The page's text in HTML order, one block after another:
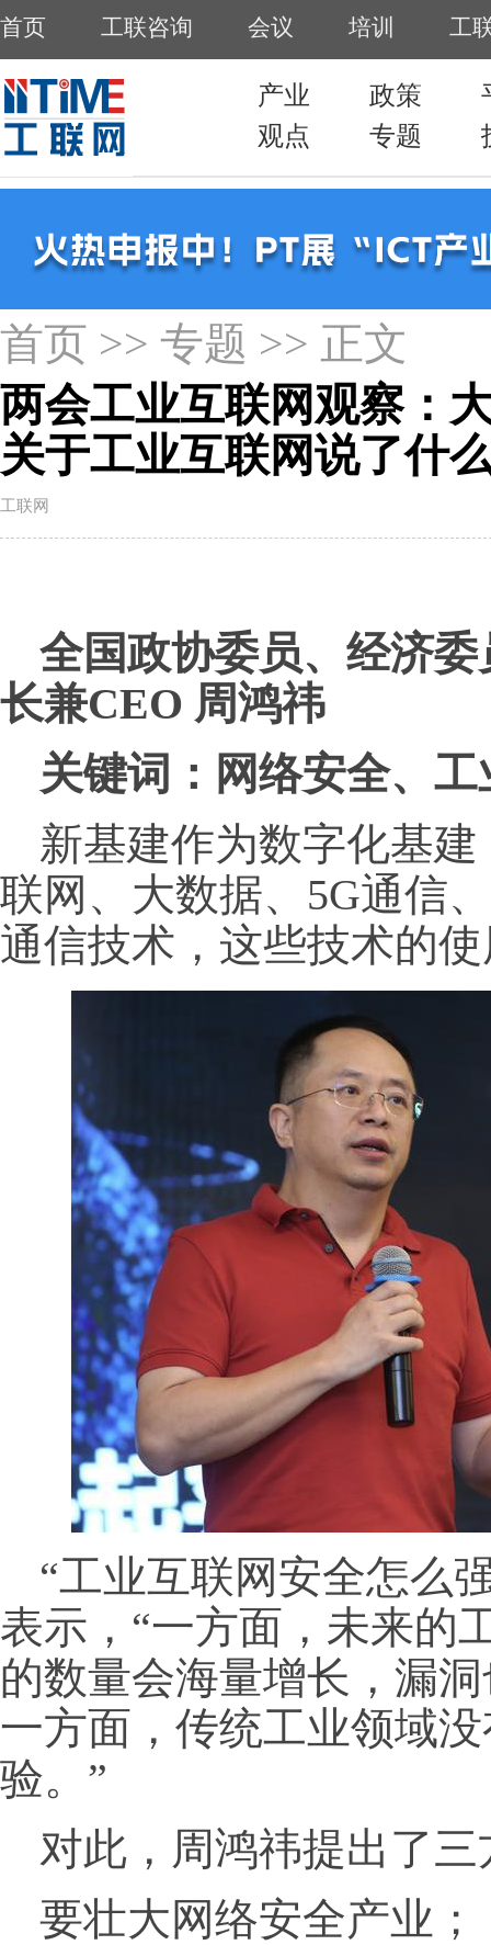
首页 >> 专题 >> 正文
两会工业互联网观察：
关于工业互联网说了什
工联网
全国政协委员、经济
长兼CEO 周鸿祎
关键词：网络安全、
新基建作为数字化基
联网、大数据、5G通信
通信技术，这些技术的
“工业互联网安全怎么
表示，“一方面，未来的
的数量会海量增长，漏
一方面，传统工业领域
验。”
对此，周鸿祎提出了
要壮大网络安全产业；